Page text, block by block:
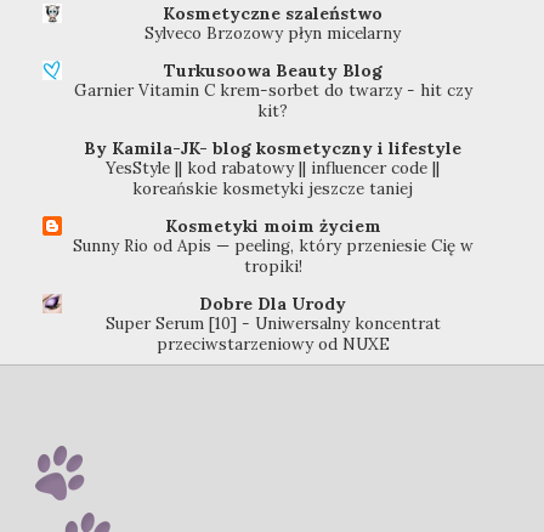
Kosmetyczne szaleństwo
Sylveco Brzozowy płyn micelarny
Turkusoowa Beauty Blog
Garnier Vitamin C krem-sorbet do twarzy - hit czy
kit?
By Kamila-JK- blog kosmetyczny i lifestyle
YesStyle || kod rabatowy || influencer code ||
koreańskie kosmetyki jeszcze taniej
Kosmetyki moim życiem
Sunny Rio od Apis — peeling, który przeniesie Cię w
tropiki!
Dobre Dla Urody
Super Serum [10] - Uniwersalny koncentrat
przeciwstarzeniowy od NUXE